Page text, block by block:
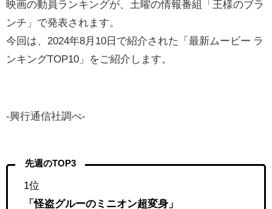
映画の動員ランキングが、土曜の情報番組「王様のブラ
ンチ」で発表されます。
今回は、2024年8月10日で紹介された「最新ムービー ラ
ンキングTOP10」をご紹介します。
-興行通信社調べ-
先週のTOP3
1位
「怪盗グルーのミニオン超変身」